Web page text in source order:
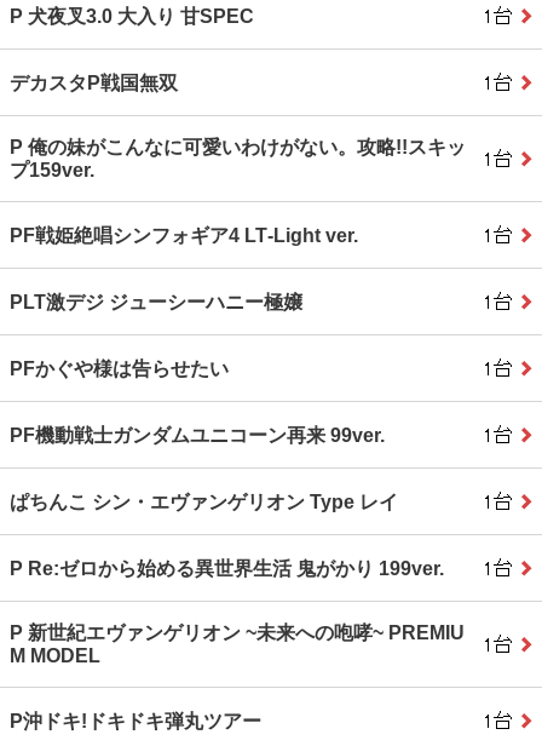
P 犬夜叉3.0 大入り 甘SPEC
デカスタP戦国無双
P 俺の妹がこんなに可愛いわけがない。攻略!!スキッ
プ159ver.
PF戦姫絶唱シンフォギア4 LT‐Light ver.
PLT激デジ ジューシーハニー極嬢
PFかぐや様は告らせたい
PF機動戦士ガンダムユニコーン再来 99ver.
ぱちんこ シン・エヴァンゲリオン Type レイ
P Re:ゼロから始める異世界生活 鬼がかり 199ver.
P 新世紀エヴァンゲリオン ~未来への咆哮~ PREMIU
M MODEL
P沖ドキ!ドキドキ弾丸ツアー